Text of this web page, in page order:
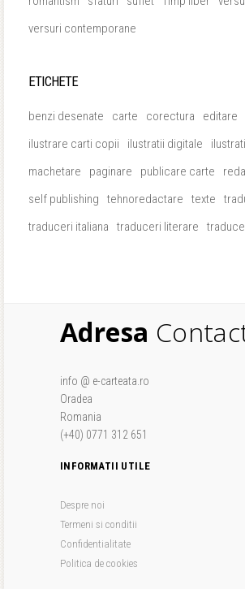
versuri contemporane
ETICHETE
benzi desenate carte corectura editare
ilustrare carti copii
ilustratii digitale
machetare
paginare publicare carte
self publishing
tehnoredactare texte
traduceri italiana
traduceri literare
Adresa
info @ e-carteata.ro
Oradea
Romania
(+40) 0771 312 651
INFORMATII UTILE
Despre noi
Termeni si conditii
Confidentialitate
Politica de cookies